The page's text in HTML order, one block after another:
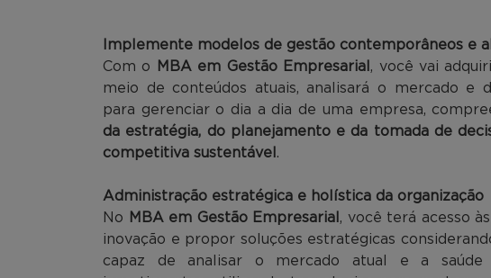
Implemente modelos de gestão contemporâneos e
Com o
MBA em Gestão Empresarial , você vai
meio de conteúdos atuais, analisará o mercado e
para gerenciar o dia a dia de uma empresa,
da estratégia, do planejamento e da tomada de
competitiva sustentável .
Administração estratégica e holística da organização
No
MBA em Gestão Empresarial , você terá acesso
inovação e propor soluções estratégicas
capaz de analisar o mercado atual e a saúde